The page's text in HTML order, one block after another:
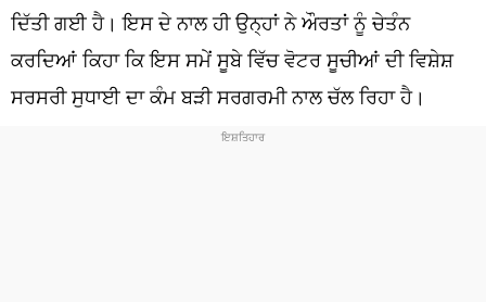
ਧਰਮ
ਖੇਡਾਂ
ਟੈਕਨੋਲਜੀ
ਦਿੱਤੀ ਗਈ ਹੈ। ਇਸ ਦੇ ਨਾਲ ਹੀ ਉਨ੍ਹਾਂ ਨੇ ਔਰਤਾਂ ਨੂੰ ਚੇਤੰਨ
ਕਰਦਿਆਂ ਕਿਹਾ ਕਿ ਇਸ ਸਮੇਂ ਸੂਬੇ ਵਿੱਚ ਵੋਟਰ ਸੂਚੀਆਂ ਦੀ ਵਿਸ਼ੇਸ਼
ਸਰਸਰੀ ਸੁਧਾਈ ਦਾ ਕੰਮ ਬੜੀ ਸਰਗਰਮੀ ਨਾਲ ਚੱਲ ਰਿਹਾ ਹੈ।